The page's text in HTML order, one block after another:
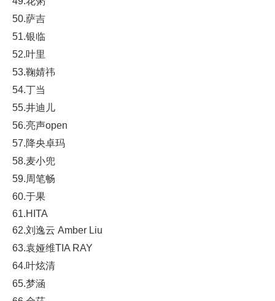
50.萨吉
51.银临
52.叶里
53.鞠婧祎
54.丁当
55.井迪儿
56.亮声open
57.降央卓玛
58.麦小兜
59.周笔畅
60.于果
61.HITA
62.刘逸云 Amber Liu
63.袁娅维TIA RAY
64.叶炫清
65.梦涵